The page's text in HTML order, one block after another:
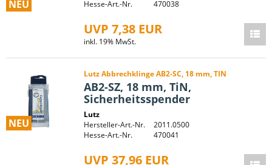
NEU
Hesse-Art.-Nr.
470038
UVP 7,38 EUR
inkl. 19% MwSt.
NEU
Lutz Abbrechklinge AB2-SC, 18 mm, TIN
AB2-SZ, 18 mm, TiN,
Sicherheitsspender
Lutz
Hersteller-Art.-Nr.
2011.0500
Hesse-Art.-Nr.
470041
UVP 37,96 EUR